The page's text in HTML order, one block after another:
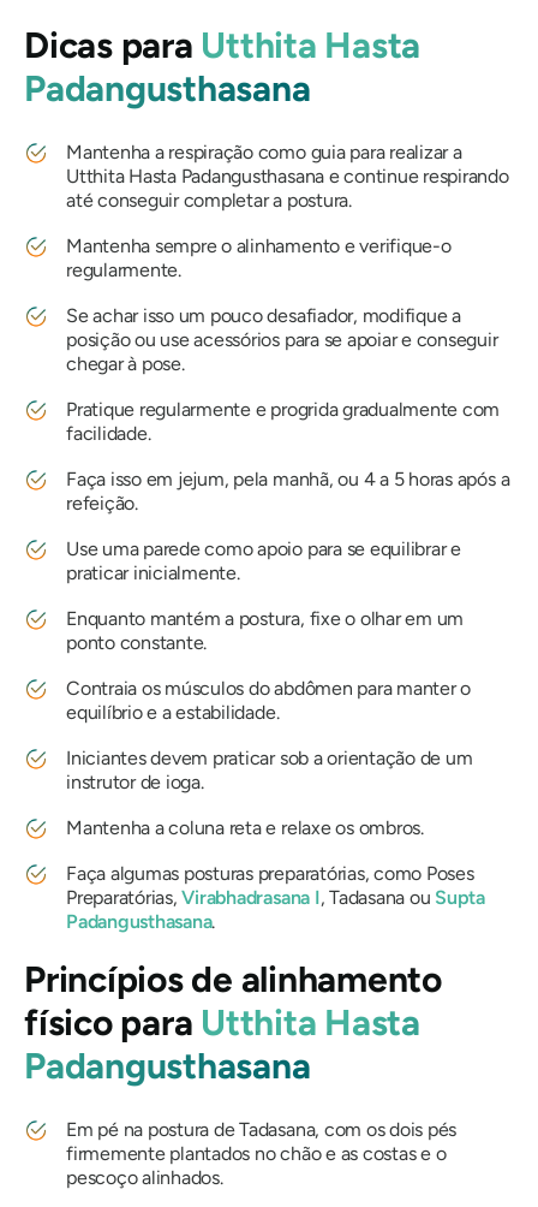
Dicas para Utthita Hasta
Padangusthasana
Mantenha a respiração como guia para realizar a
Utthita Hasta Padangusthasana e continue respirando
até conseguir completar a postura.
Mantenha sempre o alinhamento e verifique-o
regularmente.
Se achar isso um pouco desafiador, modifique a
posição ou use acessórios para se apoiar e conseguir
chegar à pose.
Pratique regularmente e progrida gradualmente com
facilidade.
Faça isso em jejum, pela manhã, ou 4 a 5 horas após a
refeição.
Use uma parede como apoio para se equilibrar e
praticar inicialmente.
Enquanto mantém a postura, fixe o olhar em um
ponto constante.
Contraia os músculos do abdômen para manter o
equilíbrio e a estabilidade.
Iniciantes devem praticar sob a orientação de um
instrutor de ioga.
Mantenha a coluna reta e relaxe os ombros.
Faça algumas posturas preparatórias, como Poses
Preparatórias,Virabhadrasana I, Tadasana ou Supta
Padangusthasana.
Princípios de alinhamento
físico para Utthita Hasta
Padangusthasana
Em pé na postura de Tadasana, com os dois pés
firmemente plantados no chão e as costas e o
pescoço alinhados.